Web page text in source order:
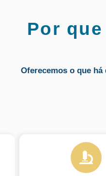
Por
Oferecemos o que